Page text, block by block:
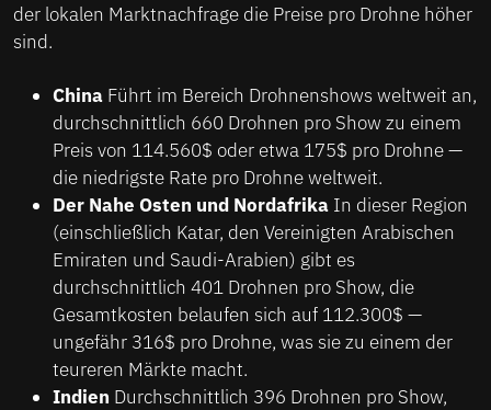
der lokalen Marktnachfrage die Preise pro Drohne höher
sind.
ChinaFührt im Bereich Drohnenshows weltweit an,
durchschnittlich 660 Drohnen pro Show zu einem
Preis von 114.560$ oder etwa 175$ pro Drohne —
die niedrigste Rate pro Drohne weltweit.
Der Nahe Osten und NordafrikaIn dieser Region
(einschließlich Katar, den Vereinigten Arabischen
Emiraten und Saudi-Arabien) gibt es
durchschnittlich 401 Drohnen pro Show, die
Gesamtkosten belaufen sich auf 112.300$ —
ungefähr 316$ pro Drohne, was sie zu einem der
teureren Märkte macht.
Indien Durchschnittlich 396 Drohnen pro Show,